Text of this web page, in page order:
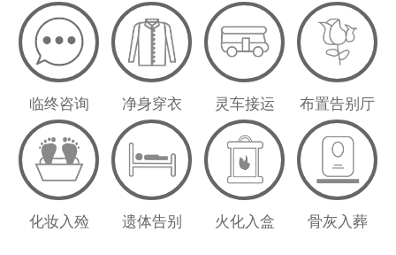
临终咨询 净身穿衣 灵车接运 布置告别厅
化妆入殓 遗体告别 火化入盒 骨灰入葬